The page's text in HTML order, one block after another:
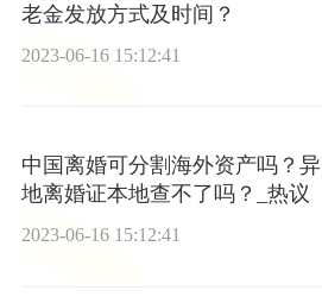
老金发放方式及时间？
2023-06-16 15:12:41
中国离婚可分割海外资产吗？异
地离婚证本地查不了吗？_热议
2023-06-16 15:12:41